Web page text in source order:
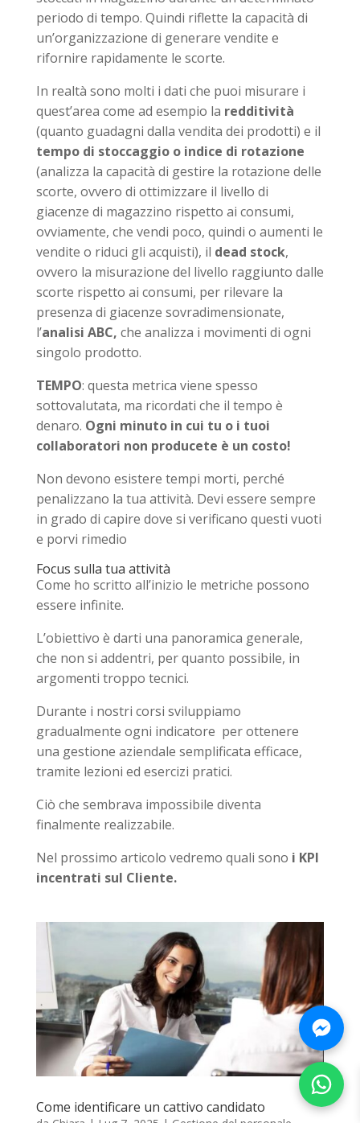
periodo di tempo. Quindi riflette la capacità di
un’organizzazione di generare vendite e
rifornire rapidamente le scorte.
In realtà sono molti i dati che puoi misurare i
quest’area come ad esempio la redditività
(quanto guadagni dalla vendita dei prodotti) e il
tempo di stoccaggio o indice di rotazione
(analizza la capacità di gestire la rotazione delle
scorte, ovvero di ottimizzare il livello di
giacenze di magazzino rispetto ai consumi,
ovviamente, che vendi poco, quindi o aumenti le
vendite o riduci gli acquisti), il dead stock,
ovvero la misurazione del livello raggiunto dalle
scorte rispetto ai consumi, per rilevare la
presenza di giacenze sovradimensionate,
l’analisi ABC, che analizza i movimenti di ogni
singolo prodotto.
TEMPO: questa metrica viene spesso
sottovalutata, ma ricordati che il tempo è
denaro. Ogni minuto in cui tu o i tuoi
collaboratori non producete è un costo!
Non devono esistere tempi morti, perché
penalizzano la tua attività. Devi essere sempre
in grado di capire dove si verificano questi vuoti
e porvi rimedio
Focus sulla tua attività
Come ho scritto all’inizio le metriche possono
essere infinite.
L’obiettivo è darti una panoramica generale,
che non si addentri, per quanto possibile, in
argomenti troppo tecnici.
Durante i nostri corsi sviluppiamo
gradualmente ogni indicatore per ottenere
una gestione aziendale semplificata efficace,
tramite lezioni ed esercizi pratici.
Ciò che sembrava impossibile diventa
finalmente realizzabile.
Nel prossimo articolo vedremo quali sono i KPI
incentrati sul Cliente.
Come identificare un cattivo candidato